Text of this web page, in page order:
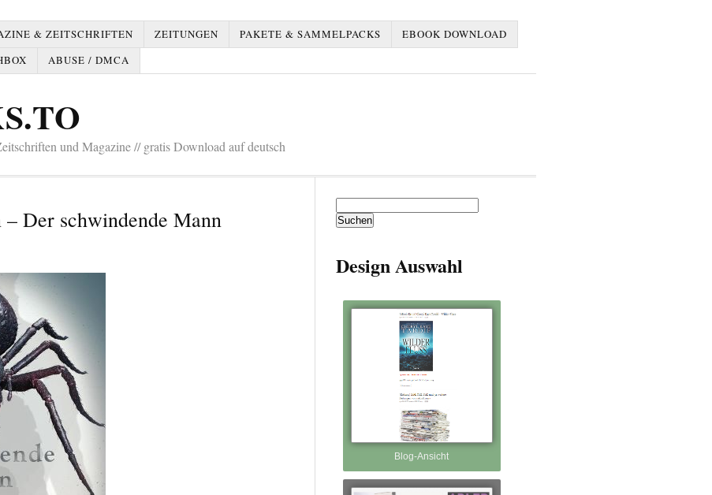
& ZEITSCHRIFTEN ZEITUNGEN PAKETE & SAMMELPACKS
EBOOK DOWNLOAD
ABUSE / DMCA
und Magazine // gratis Download auf deutsch
Der schwindende Mann
nach:
Design Auswahl
Blog-Ansicht